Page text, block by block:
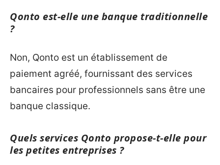
Qonto est-elle une banque traditionnelle
?
Non, Qonto est un établissement de
paiement agréé, fournissant des services
bancaires pour professionnels sans être une
banque classique.
Quels services Qonto propose-t-elle pour
les petites entreprises ?